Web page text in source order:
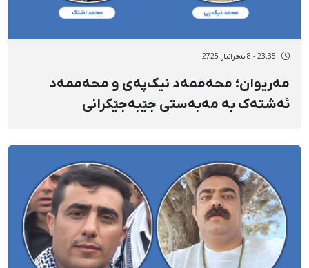
23:35 - 8 بەفرانبار 2725
مەریوان؛ محەممەد نیک‌پەی و محەممەد
ئەشتەک بە مەبەستی جێبەجێکرانی
کوردستاندا بۆ بەندیخانە ڕاگوێزران